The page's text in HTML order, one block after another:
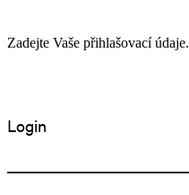
Zadejte Vaše přihlašovací údaje.
Login